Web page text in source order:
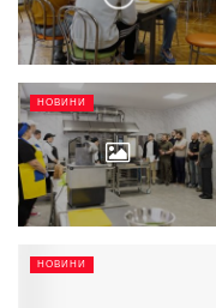
НОВИНИ
НОВИНИ